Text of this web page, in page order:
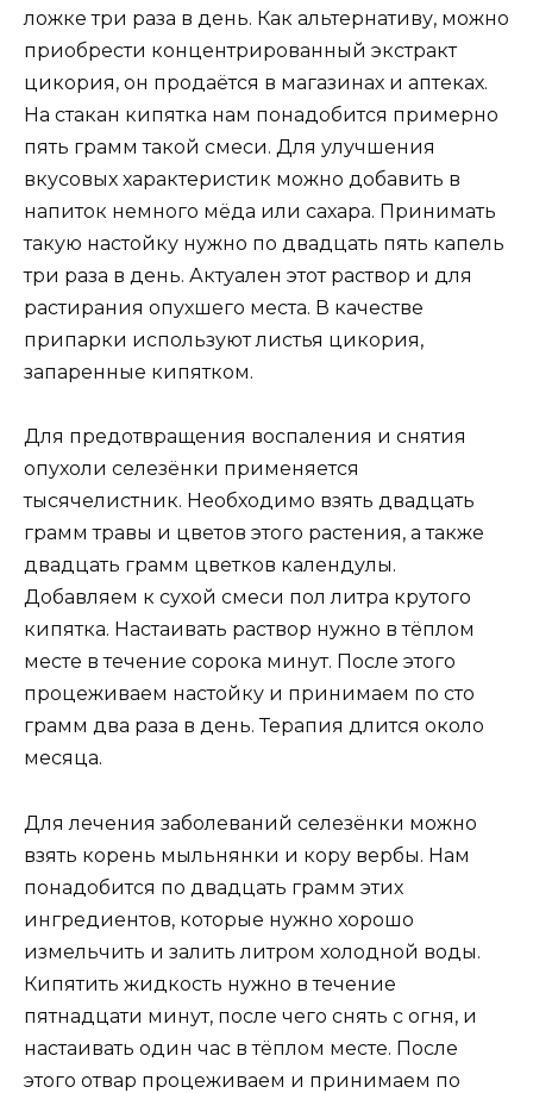
ложке три раза в день. Как альтернативу, можно
приобрести концентрированный экстракт
цикория, он продаётся в магазинах и аптеках.
На стакан кипятка нам понадобится примерно
пять грамм такой смеси. Для улучшения
вкусовых характеристик можно добавить в
напиток немного мёда или сахара. Принимать
такую настойку нужно по двадцать пять капель
три раза в день. Актуален этот раствор и для
растирания опухшего места. В качестве
припарки используют листья цикория,
запаренные кипятком.
Для предотвращения воспаления и снятия
опухоли селезёнки применяется
тысячелистник. Необходимо взять двадцать
грамм травы и цветов этого растения, а также
двадцать грамм цветков календулы.
Добавляем к сухой смеси пол литра крутого
кипятка. Настаивать раствор нужно в тёплом
месте в течение сорока минут. После этого
процеживаем настойку и принимаем по сто
грамм два раза в день. Терапия длится около
месяца.
Для лечения заболеваний селезёнки можно
взять корень мыльнянки и кору вербы. Нам
понадобится по двадцать грамм этих
ингредиентов, которые нужно хорошо
измельчить и залить литром холодной воды.
Кипятить жидкость нужно в течение
пятнадцати минут, после чего снять с огня, и
настаивать один час в тёплом месте. После
этого отвар процеживаем и принимаем по